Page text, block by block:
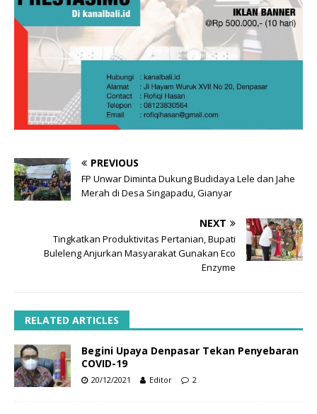
PREVIOUS
FP Unwar Diminta Dukung Budidaya Lele dan Jahe
Merah di Desa Singapadu, Gianyar
NEXT
Tingkatkan Produktivitas Pertanian, Bupati
Buleleng Anjurkan Masyarakat Gunakan Eco
Enzyme
RELATED ARTICLES
Begini Upaya Denpasar Tekan Penyebaran
COVID-19
20/12/2021 Editor 2